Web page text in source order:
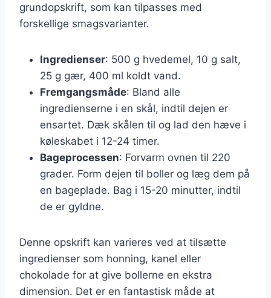
grundopskrift, som kan tilpasses med
forskellige smagsvarianter.
Ingredienser: 500 g hvedemel, 10 g salt,
25 g gær, 400 ml koldt vand.
Fremgangsmåde: Bland alle
ingredienserne i en skål, indtil dejen er
ensartet. Dæk skålen til og lad den hæve i
køleskabet i 12-24 timer.
Bageprocessen: Forvarm ovnen til 220
grader. Form dejen til boller og læg dem på
en bageplade. Bag i 15-20 minutter, indtil
de er gyldne.
Denne opskrift kan varieres ved at tilsætte
ingredienser som honning, kanel eller
chokolade for at give bollerne en ekstra
dimension. Det er en fantastisk måde at